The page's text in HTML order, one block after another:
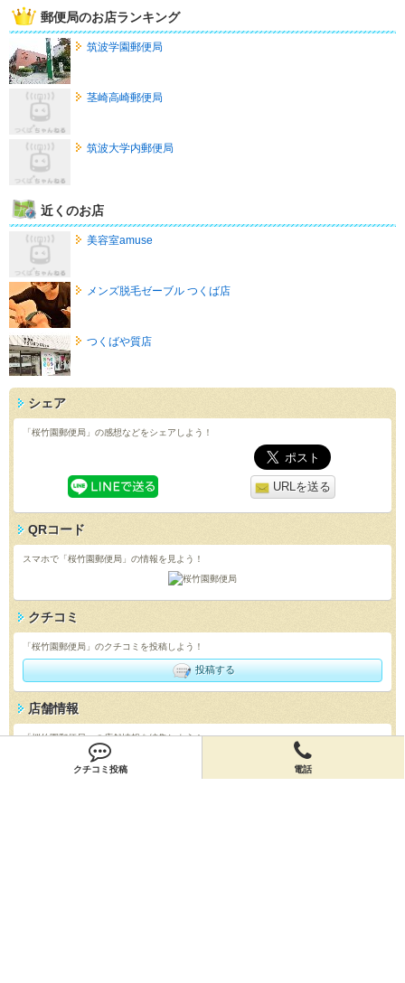
クチコミ投稿 電話
郵便局のお店ランキング
筑波学園郵便局
茎崎高崎郵便局
筑波大学内郵便局
近くのお店
美容室amuse
メンズ脱毛ゼーブル つくば店
つくばや質店
シェア
「桜竹園郵便局」の感想などをシェアしよう！
URLを送る
QRコード
スマホで「桜竹園郵便局」の情報を見よう！
クチコミ
「桜竹園郵便局」のクチコミを投稿しよう！
投稿する
店舗情報
「桜竹園郵便局」の店舗情報を編集しよう！